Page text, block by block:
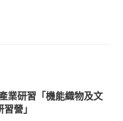
業研習「機能織物及文
營」